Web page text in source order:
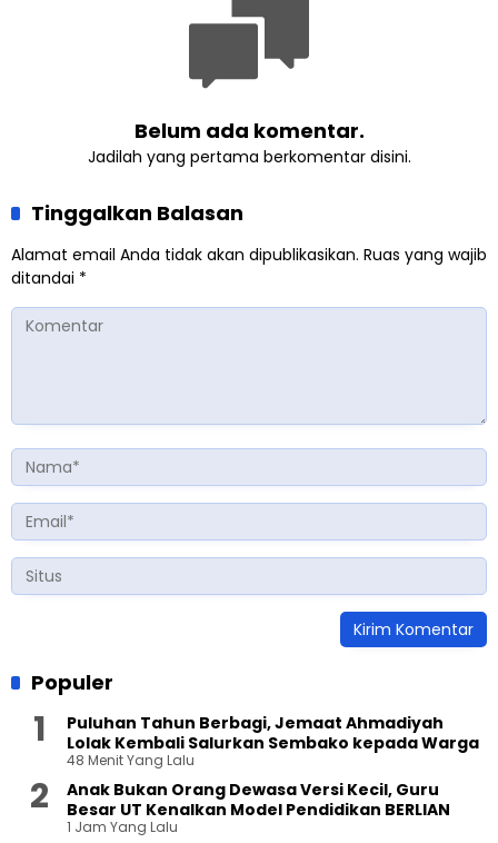
Belum ada komentar.
Jadilah yang pertama berkomentar disini.
Tinggalkan Balasan
Alamat email Anda tidak akan dipublikasikan. Ruas yang wajib
ditandai *
Populer
Puluhan Tahun Berbagi, Jemaat Ahmadiyah
Lolak Kembali Salurkan Sembako kepada Warga
48 Menit Yang Lalu
Anak Bukan Orang Dewasa Versi Kecil, Guru
Besar UT Kenalkan Model Pendidikan BERLIAN
1 Jam Yang Lalu